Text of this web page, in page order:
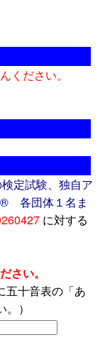
ください。
定試験、独自ア
® 各団体１名ま
に対する
さい。
五十音表の「あ
）